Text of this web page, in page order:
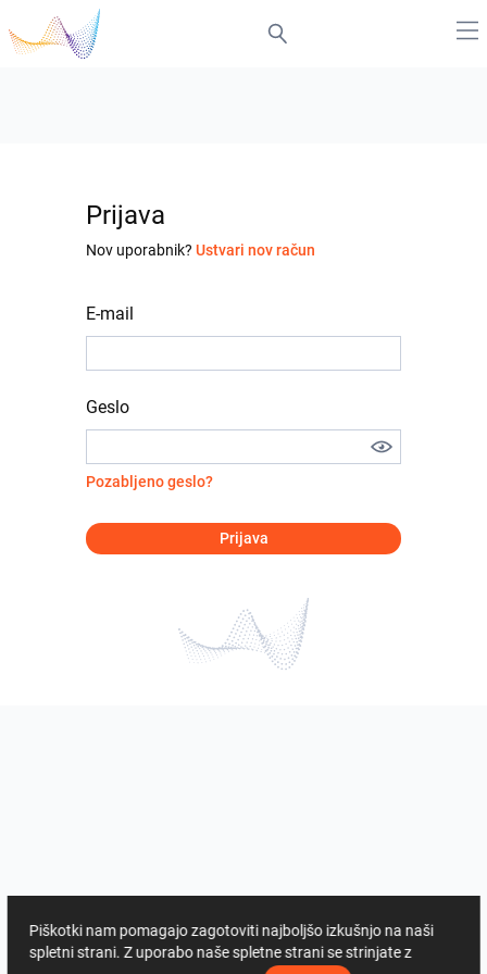
Prijava
Nov uporabnik? Ustvari nov račun
E-mail
Geslo
Pozabljeno geslo?
Prijava
Piškotki nam pomagajo zagotoviti najboljšo izkušnjo na naši
spletni strani. Z uporabo naše spletne strani se strinjate z